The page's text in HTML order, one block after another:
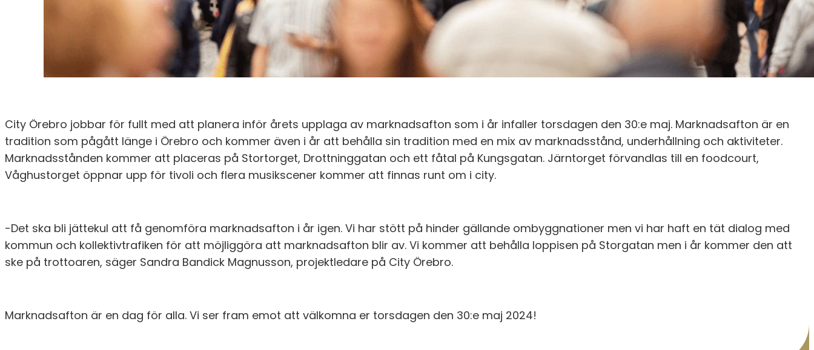
City Örebro jobbar för fullt med att planera inför årets upplaga av marknadsafton som i år infaller torsdagen den 30:e maj. Marknadsafton är en
tradition som pågått länge i Örebro och kommer även i år att behålla sin tradition med en mix av marknadsstånd, underhållning och aktiviteter.
Marknadsstånden kommer att placeras på Stortorget, Drottninggatan och ett fåtal på Kungsgatan. Järntorget förvandlas till en foodcourt,
Våghustorget öppnar upp för tivoli och flera musikscener kommer att finnas runt om i city.
-Det ska bli jättekul att få genomföra marknadsafton i år igen. Vi har stött på hinder gällande ombyggnationer men vi har haft en tät dialog med
kommun och kollektivtrafiken för att möjliggöra att marknadsafton blir av. Vi kommer att behålla loppisen på Storgatan men i år kommer den att
ske på trottoaren, säger Sandra Bandick Magnusson, projektledare på City Örebro.
Marknadsafton är en dag för alla. Vi ser fram emot att välkomna er torsdagen den 30:e maj 2024!